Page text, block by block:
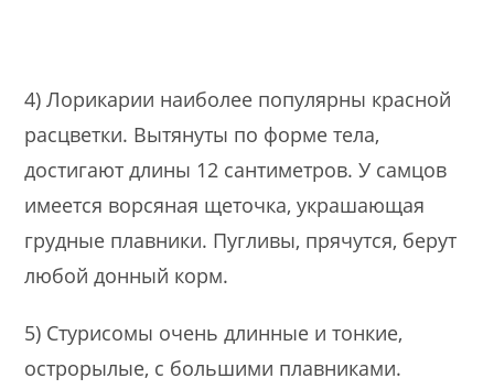
4) Лорикарии наиболее популярны красной
расцветки. Вытянуты по форме тела,
достигают длины 12 сантиметров. У самцов
имеется ворсяная щеточка, украшающая
грудные плавники. Пугливы, прячутся, берут
любой донный корм.
5) Стурисомы очень длинные и тонкие,
острорылые, с большими плавниками.